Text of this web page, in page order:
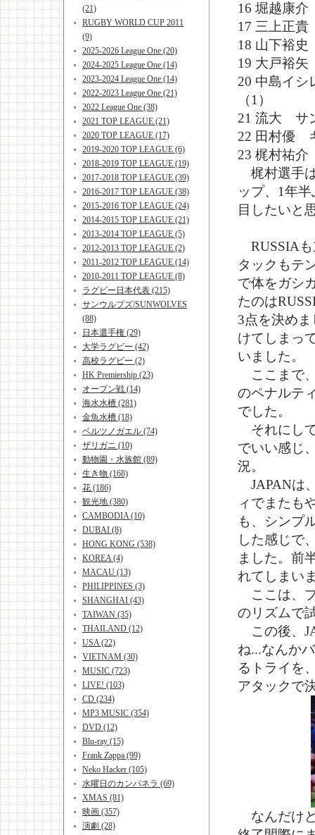
(21)
RUGBY WORLD CUP 2011
(9)
2025-2026 League One (20)
2024-2025 League One (14)
2023-2024 League One (14)
2022-2023 League One (21)
2022 League One (38)
2021 TOP LEAGUE (21)
2020 TOP LEAGUE (17)
2019-2020 TOP LEAGUE (6)
2018-2019 TOP LEAGUE (19)
2017-2018 TOP LEAGUE (39)
2016-2017 TOP LEAGUE (38)
2015-2016 TOP LEAGUE (24)
2014-2015 TOP LEAGUE (21)
2013-2014 TOP LEAGUE (5)
2012-2013 TOP LEAGUE (2)
2011-2012 TOP LEAGUE (14)
2010-2011 TOP LEAGUE (8)
ラグビー日本代表 (215)
サンウルブズ/SUNWOLVES
(88)
日本選手権 (29)
大学ラグビー (42)
高校ラグビー (2)
HK Premiership (23)
オープン戦 (14)
海水水槽 (281)
金魚水槽 (18)
ベルツノガエル (74)
ザリガニ (10)
動物園・水族館 (89)
生き物 (168)
花 (186)
観光地 (380)
CAMBODIA (10)
DUBAI (8)
HONG KONG (538)
KOREA (4)
MACAU (13)
PHILIPPINES (3)
SHANGHAI (43)
TAIWAN (35)
THAILAND (12)
USA (22)
VIETNAM (30)
MUSIC (723)
LIVE! (103)
CD (234)
MP3 MUSIC (354)
DVD (12)
Blu-ray (15)
Frank Zappa (99)
Neko Hacker (105)
水曜日のカンパネラ (69)
XMAS (81)
映画 (357)
演劇 (28)
16 堀越康
17 三上正
18 山下裕
19 大戸裕
20 中島イ
（1）
21 流大 サ
22 田村優
23 梶村祐
梶村選手
ップ、1年
目したいと
RUSSIAも
タックもテ
で体をガシ
たのは
3点を決め
けてしまっ
いました。
ここまで
のペナルテ
でした。
それにし
でいい感じ
況。
JAPANは
ィでまたも
も、シンプ
した感じで
ました。前
れてしまい
ここは、
のリズムで
この後、
ね...なんか
るトライを
アタックで
なんだけ